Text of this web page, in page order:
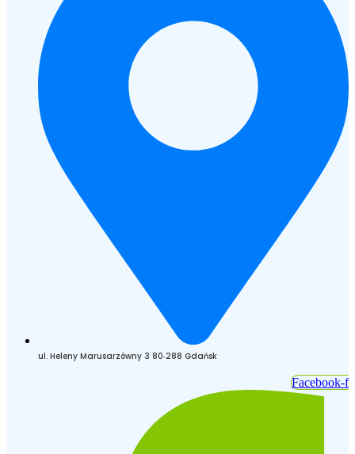
ul. Heleny Marusarzówny 3 80‑288 Gdańsk
Facebook-f